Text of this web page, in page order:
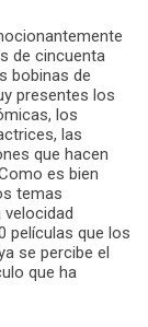
de cincuenta
bobinas de
presentes los
los
las
que hacen
es bien
temas
películas que los
se percibe el
que ha